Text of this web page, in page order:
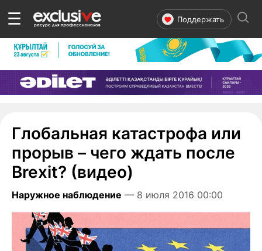
☰ Поддержать
Глобальная катастрофа или
прорыв – чего ждать после
Brexit? (видео)
Наружное наблюдение — 8 июля 2016 00:00